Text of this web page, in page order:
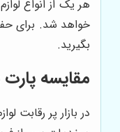
هر یک از انواع
خواهد شد. برای
بگیرید.
مقایسه
در بازار پر رقابت